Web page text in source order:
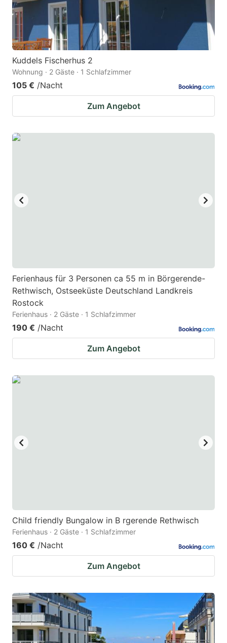
Kuddels Fischerhus 2
Wohnung · 2 Gäste · 1 Schlafzimmer
105 € /Nacht
Zum Angebot
Ferienhaus für 3 Personen ca 55 m in Börgerende-
Rethwisch, Ostseeküste Deutschland Landkreis
Rostock
Ferienhaus · 2 Gäste · 1 Schlafzimmer
190 € /Nacht
Zum Angebot
Child friendly Bungalow in B rgerende Rethwisch
Ferienhaus · 2 Gäste · 1 Schlafzimmer
160 € /Nacht
Zum Angebot